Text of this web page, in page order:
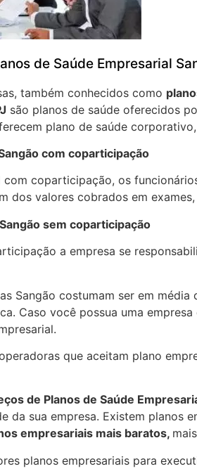
de Saúde Empresarial
também conhecidos como
são planos de saúde oferecidos
plano de saúde
com coparticipação
coparticipação, os
dos valores cobrados em
sem coparticipação
a empresa se
Sangão costumam ser em
Caso você possua uma
que aceitam plano
de Planos de Saúde
da sua empresa. Existem planos
empresariais mais baratos,
planos empresariais para